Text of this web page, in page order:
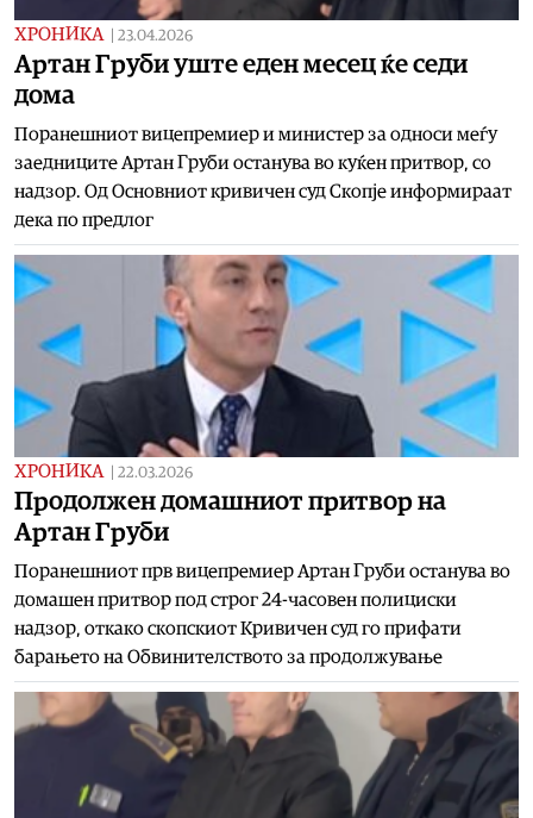
ХРОНИКА 23.04.2026
Артан Груби уште еден месец ќе седи
дома
Поранешниот вицепремиер и министер за односи меѓу
заедниците Артан Груби останува во куќен притвор, со
надзор. Од Основниот кривичен суд Скопје информираат
дека по предлог
ХРОНИКА 22.03.2026
Продолжен домашниот притвор на
Артан Груби
Поранешниот прв вицепремиер Артан Груби останува во
домашен притвор под строг 24-часовен полициски
надзор, откако скопскиот Кривичен суд го прифати
барањето на Обвинителството за продолжување